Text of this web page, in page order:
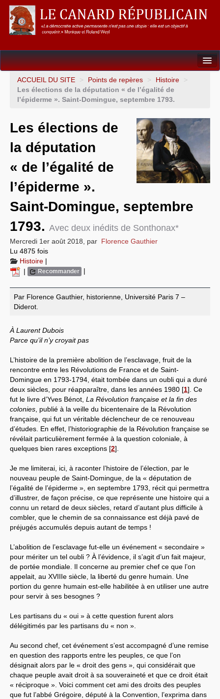
Dossiers
L’Union européenne
Gouvernance mondiale & mondialisation
Résistances
Nouvelles de l’antirépublique
Crises "Covid-19 & H1N1"
Guerre en Ukraine
ACCUEIL DU SITE > Points de repères > Histoire
>
Les élections de la députation « de l’égalité de
l’épiderme ». Saint-Domingue, septembre 1793.
Les élections de
la députation
« de l’égalité de
l’épiderme ».
Saint-Domingue, septembre
1793. Avec deux inédits de Sonthonax*
Mercredi 1er août 2018 par Florence Gauthier
Lu 4875 fois
Histoire |
|
Recommander |
Par Florence Gauthier, historienne, Université Paris 7 –
Diderot.
À Laurent Dubois
Parce qu’il n’y croyait pas
L’histoire de la première abolition de l’esclavage, fruit de la
rencontre entre les Révolutions de France et de Saint-
Domingue en 1793-1794, était tombée dans un oubli qui a duré
deux siècles, pour réapparaître, dans les années 1980 [1] . Ce
fut le livre d’Yves Bénot, La Révolution française et la fin des
colonies , publié à la veille du bicentenaire de la Révolution
française, qui fut un véritable déclencheur de ce renouveau
d’études. En effet, l’historiographie de la Révolution française se
révélait particulièrement fermée à la question coloniale, à
quelques bien rares exceptions [2]
Je me limiterai, ici, à raconter l’histoire de l’élection, par le
nouveau peuple de Saint-Domingue, de la « députation de
l’égalité de l’épiderme », en septembre 1793, récit qui permettra
d’illustrer, de façon précise, ce que représente une histoire qui a
connu un retard de deux siècles, retard d’autant plus difficile à
combler, que le chemin de sa connaissance est déjà pavé de
préjugés accumulés depuis autant de temps !
L’abolition de l’esclavage fut-elle un événement « secondaire »
pour mériter un tel oubli ? À l’évidence, il s’agit d’un fait majeur,
de portée mondiale. Il concerne au premier chef ce que l’on
appelait, au XVIIIe siècle, la liberté du genre humain. Une
portion du genre humain est-elle habilitée à en utiliser une autre
pour servir à ses besognes ?
Les partisans du « oui » à cette question furent alors
délégitimés par les partisans du « non ».
Au second chef, cet événement s’est accompagné d’une remise
en question des rapports entre les peuples, ce que l’on
désignait alors par le « droit des gens », qui considérait que
chaque peuple avait droit à sa souveraineté et que ce droit était
« réciproque ». Voici comment cet ami des droits des peuples
que fut l’abbé Grégoire, député à la Convention, l’exprima dans